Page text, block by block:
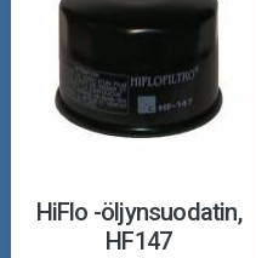
HiFlo -öljynsuodatin,
HF147